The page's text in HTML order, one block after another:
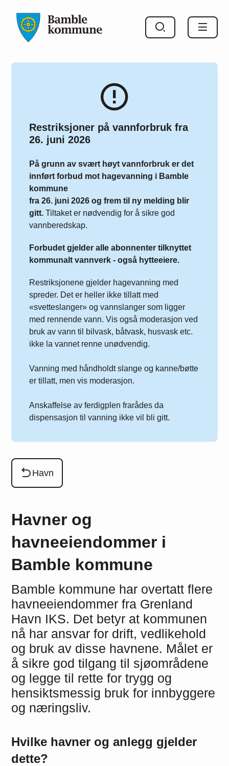
Restriksjoner på vannforbruk fra
26. juni 2026
På grunn av svært høyt vannforbruk er det
innført forbud mot hagevanning i Bamble
kommune
fra 26. juni 2026 og frem til ny melding blir
gitt.Tiltaket er nødvendig for å sikre god
vannberedskap.
Forbudet gjelder alle abonnenter tilknyttet
kommunalt vannverk - også hytteeiere.
Restriksjonene gjelder hagevanning med
spreder. Det er heller ikke tillatt med
«svetteslanger» og vannslanger som ligger
med rennende vann. Vis også moderasjon ved
bruk av vann til bilvask, båtvask, husvask etc.
ikke la vannet renne unødvendig.
Vanning med håndholdt slange og kanne/bøtte
er tillatt, men vis moderasjon.
Anskaffelse av ferdigplen frarådes da
dispensasjon til vanning ikke vil bli gitt.
Du er her:
Havn
Havner og
havneeiendommer i
Bamble kommune
Bamble kommune har overtatt flere
havneeiendommer fra Grenland
Havn IKS. Det betyr at kommunen
nå har ansvar for drift, vedlikehold
og bruk av disse havnene. Målet er
å sikre god tilgang til sjøområdene
og legge til rette for trygg og
hensiktsmessig bruk for innbyggere
og næringsliv.
Hvilke havner og anlegg gjelder
dette?